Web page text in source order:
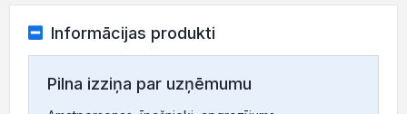
Informācijas produkti
Pilna izziņa par uzņēmumu